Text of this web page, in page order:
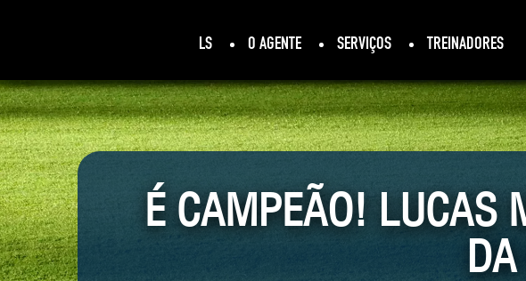
LS O AGENTE SERVIÇOS TREINADORES
É CAMPEÃO! LUCAS